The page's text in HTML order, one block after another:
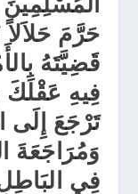
حَرَّمَ
قَضِيَّتَهُ
فِيهِ
تَرْجَعَ إِلَى
وَمُرَاجَعَةَ
فِي